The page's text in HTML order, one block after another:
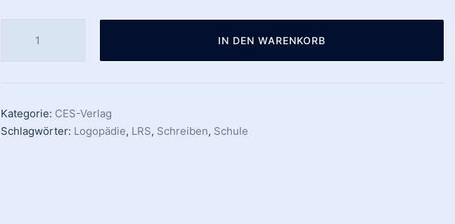
Schreiben
1.0
Menge
IN DEN WARENKORB
Kategorie: CES-Verlag
Schlagwörter: Logopädie, LRS, Schreiben, Schule